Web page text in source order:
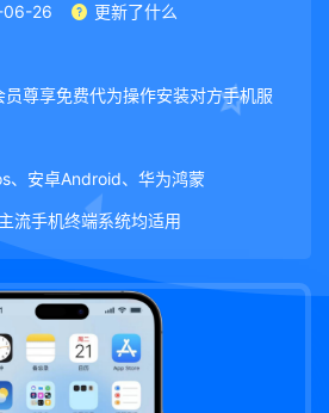
06-26 更新了什么
员尊享免费代为操作安装对方手机服
、安卓Android、华为鸿蒙
流手机终端系统均适用